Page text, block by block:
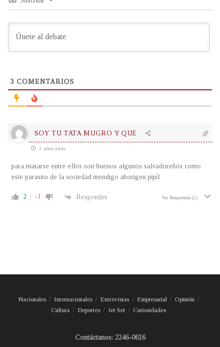
3 COMENTARIOS
SOY TU TATA MUGRO Y QUE
2 años atrás
para matarse entre ellos son buenos algunos salvadoreños como
este parasito de la sociedad mendigo aborigen pipil
2 -1 Responder Ver Respuestas (2)
Nacionales Internacionales Entrevistas Empresarial
Opinión
Cultura
Deportes Jet Set Curiosidades
Contáctanos: 2246-0616